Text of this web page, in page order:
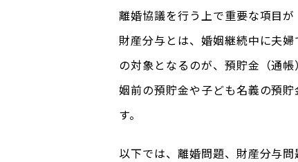
離婚協議を行う上で重要な項目が
財産分与とは、婚姻継続中に夫
の対象となるのが、預貯金（通
姻前の預貯金や子ども名義の預
す。
以下では、離婚問題、財産分与